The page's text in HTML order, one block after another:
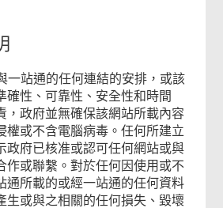
一站通的任何連結的安排，或該
確性、可靠性、安全性和時間
，政府並無確保該網站所載內容
權或不含電腦病毒。任何所建立
政府已核准或認可任何網站或與
作或聯繫。對於任何因使用或不
通所載的或經一站通的任何資料
生或與之相關的任何損失、毀壞